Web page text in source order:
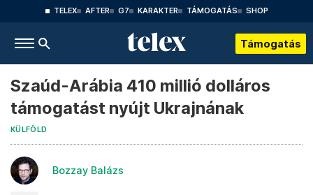
TELEX AFTER G7 KARAKTER TÁMOGATÁS SHOP
Támogatás
Szaúd-Arábia 410 millió dolláros
támogatást nyújt Ukrajnának
KÜLFÖLD
Bozzay Balázs